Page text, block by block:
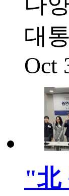
대
Oct
"北